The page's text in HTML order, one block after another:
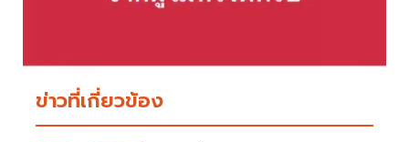
ข่าวที่เกี่ยวข้อง